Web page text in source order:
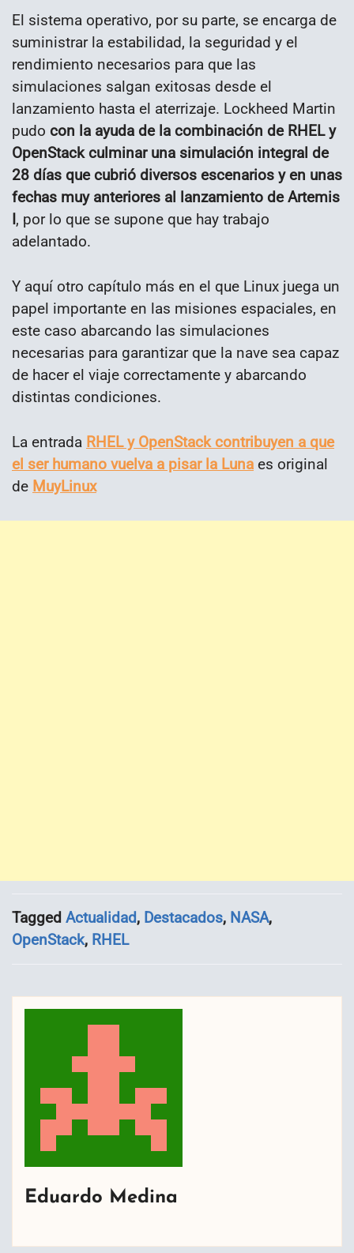
El sistema operativo, por su parte, se encarga de
suministrar la estabilidad, la seguridad y el
rendimiento necesarios para que las
simulaciones salgan exitosas desde el
lanzamiento hasta el aterrizaje. Lockheed Martin
pudo con la ayuda de la combinación de RHEL y
OpenStack culminar una simulación integral de
28 días que cubrió diversos escenarios y en unas
fechas muy anteriores al lanzamiento de Artemis
I, por lo que se supone que hay trabajo
adelantado.
Y aquí otro capítulo más en el que Linux juega un
papel importante en las misiones espaciales, en
este caso abarcando las simulaciones
necesarias para garantizar que la nave sea capaz
de hacer el viaje correctamente y abarcando
distintas condiciones.
La entrada RHEL y OpenStack contribuyen a que
el ser humano vuelva a pisar la Luna es original
de MuyLinux
Tagged Actualidad, Destacados, NASA,
OpenStack, RHEL
Eduardo Medina